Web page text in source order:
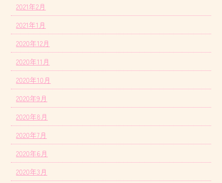
2021年2月
2021年1月
2020年12月
2020年11月
2020年10月
2020年9月
2020年8月
2020年7月
2020年6月
2020年3月